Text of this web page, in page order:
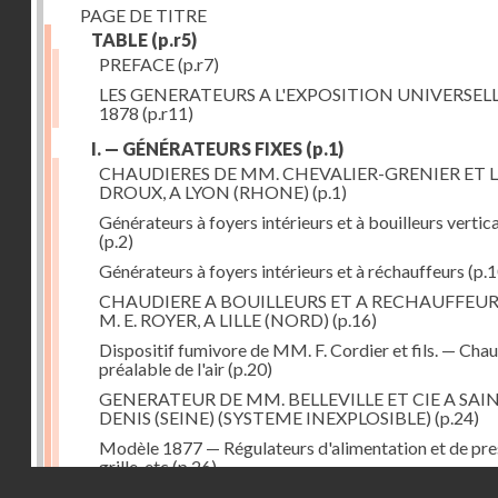
PAGE DE TITRE
TABLE (p.r5)
PREFACE(p.r7)
LES GENERATEURS A L'EXPOSITION
1878 (p.r11)
I. — GÉNÉRATEURS FIXES (p.1)
CHAUDIERES DE MM. CHEVALIER-GRENIER ET
DROUX, A LYON (RHONE) (p.1)
Générateurs à foyers intérieurs et à bouilleurs
(p.2)
Générateurs à foyers intérieurs et à réchauffeurs
CHAUDIERE A BOUILLEURS ET A
M. E. ROYER, A LILLE (NORD) (p.16)
Dispositif fumivore de MM. F. Cordier et fils. —
préalable de l'air(p.20)
GENERATEUR DE MM. BELLEVILLE ET CIE A
DENIS (SEINE) (SYSTEME INEXPLOSIBLE) (p.24)
Modèle 1877 — Régulateurs d'alimentation et de
grille, etc(p.26)